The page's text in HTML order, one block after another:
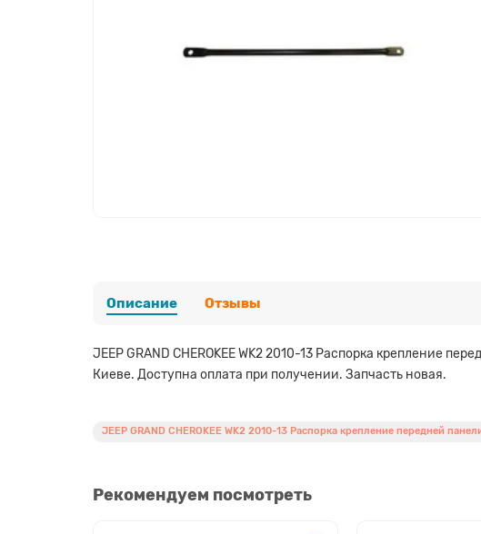
Описание Отзывы
JEEP GRAND CHEROKEE WK2 2010-13 Распорка крепление
Киеве. Доступна оплата при получении. Запчасть новая.
JEEP GRAND CHEROKEE WK2 2010-13 Распорка крепление передней
Рекомендуем посмотреть